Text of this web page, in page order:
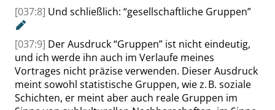
[037:8] Und schließlich: “gesellschaftliche Gruppen”
[037:9] Der Ausdruck“Gruppen” ist nicht eindeutig,
und ich werde ihn auch im Verlaufe meines
Vortrages nicht präzise verwenden. Dieser Ausdruck
meint sowohl statistische Gruppen, wie z. B. soziale
Schichten, er meint aber auch reale Gruppen im